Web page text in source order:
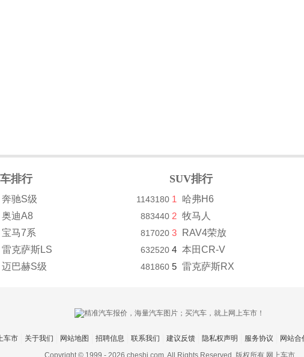
排行
奔驰S级 1143180
奥迪A8 883440
宝马7系 817020
雷克萨斯LS 632520
迈巴赫S级 481860
SUV排行
1
哈弗H6
2 牧马人
3
RAV4荣放
4 本田CR-V
5 雷克萨斯RX
车市 关于我们 网站地图 招聘信息 联系我们 建议反馈 隐私权声明 服务协议
网站合
Copyright © 1999 - 2026 cheshi.com. All Rights Reserved. 版权所有 网上车市